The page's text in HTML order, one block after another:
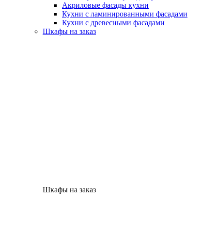
Акриловые фасады кухни
Кухни с ламинированными фасадами
Кухни с древесными фасадами
Шкафы на заказ
Шкафы на заказ